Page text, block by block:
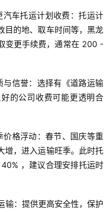
车托运计划收费：托运计
目的地、取车时间等，黑龙
变更手续费，通常在 200 -
信誉：选择有《道路运输
的公司收费可能更透明合
格浮动：春节、国庆等重
增，进入运输旺季。此时托
，建议合理安排托运时
输：提供更高安全性，保护